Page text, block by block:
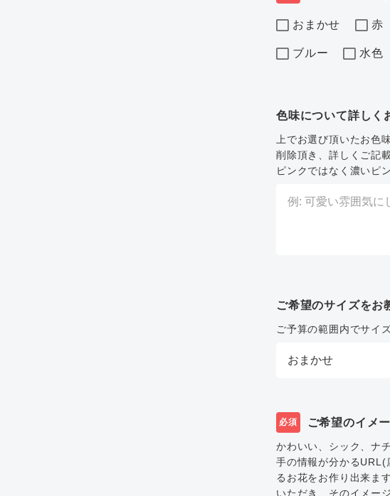
おまかせ 赤
ブルー 水色
色味について詳しく
上でお選び頂いたお色
削除頂き、詳しくご記
ピンクではなく濃いピ
ご希望のサイズをお
ご予算の範囲内でサイ
必須 ご希望のイメ
かわいい、シック、ナ
手の情報が分かるURL(
るお花をお作り出来ま
いただき、そのイメー